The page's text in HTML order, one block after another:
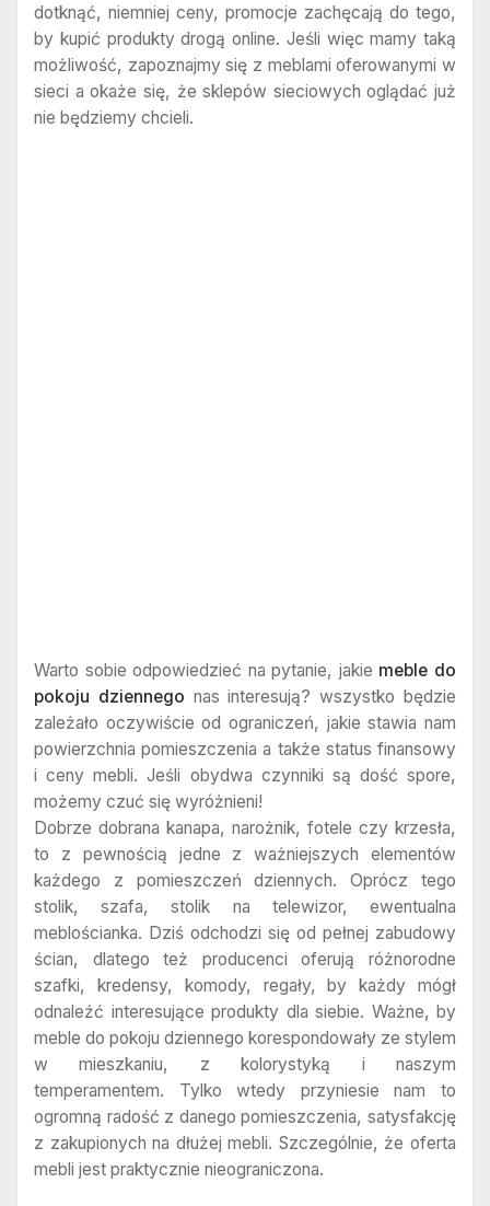
dotknąć, niemniej ceny, promocje zachęcają do tego,
by kupić produkty drogą online. Jeśli więc mamy taką
możliwość, zapoznajmy się z meblami oferowanymi w
sieci a okaże się, że sklepów sieciowych oglądać już
nie będziemy chcieli.
Warto sobie odpowiedzieć na pytanie, jakie meble do
pokoju dziennego nas interesują? wszystko będzie
zależało oczywiście od ograniczeń, jakie stawia nam
powierzchnia pomieszczenia a także status finansowy
i ceny mebli. Jeśli obydwa czynniki są dość spore,
możemy czuć się wyróżnieni!
Dobrze dobrana kanapa, narożnik, fotele czy krzesła,
to z pewnością jedne z ważniejszych elementów
każdego z pomieszczeń dziennych. Oprócz tego
stolik, szafa, stolik na telewizor, ewentualna
meblościanka. Dziś odchodzi się od pełnej zabudowy
ścian, dlatego też producenci oferują różnorodne
szafki, kredensy, komody, regały, by każdy mógł
odnaleźć interesujące produkty dla siebie. Ważne, by
meble do pokoju dziennego korespondowały ze stylem
w mieszkaniu, z kolorystyką i naszym
temperamentem. Tylko wtedy przyniesie nam to
ogromną radość z danego pomieszczenia, satysfakcję
z zakupionych na dłużej mebli. Szczególnie, że oferta
mebli jest praktycznie nieograniczona.